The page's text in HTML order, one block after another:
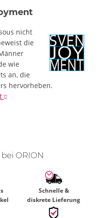
nicht
die
wie
an, die
hervorheben.
ORION
Schnelle &
diskrete Lieferung